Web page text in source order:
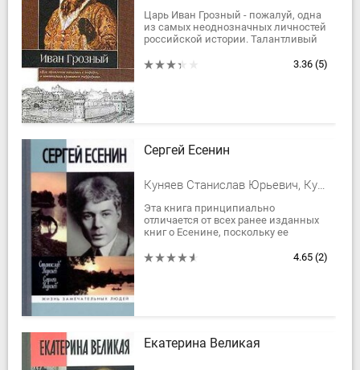
Царь Иван Грозный - пожалуй, одна
из самых неоднозначных личностей
российской истории. Талантливый
реформатор - и кровавый тиран,3.36 (5)
Сергей Есенин
Куняев Станислав Юрьевич, Куняев Сергей Станиславович, Куняевы Станислав и Сергей
Эта книга принципиально
отличается от всех ранее изданных
книг о Есенине, поскольку ее
идеологические догмы. В процессе
4.65 (2)
Екатерина Великая